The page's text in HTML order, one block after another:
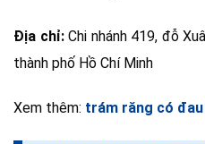
Địa chỉ:Chi nhánh 419, đỗ
thành phố Hồ Chí Minh
Xem thêm: trám răng có